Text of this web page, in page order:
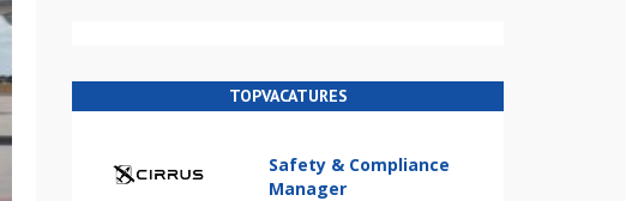
TOPVACATURES
Safety & Compliance
Manager